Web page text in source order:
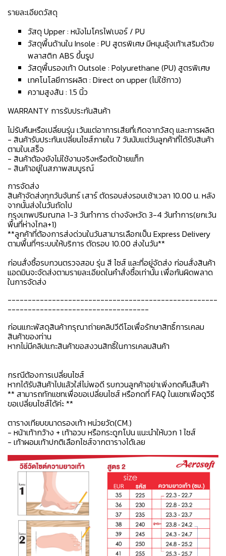
รายละเอียดวัสดุ
วัสดุ Upper : หนังไมโครไฟเบอร์ / PU
วัสดุพื้นด้านใน Insole : PU สูตรพิเศษ มีหนุนอุ้งเท้าเสริมด้วย
พลาสติก ABS ขึ้นรูป
วัสดุพื้นรองเท้า Outsole : Polyurethane (PU) สูตรพิเศษ
เทคโนโลยีการผลิต : Direct on upper (ไม่ใช้กาว)
ความสูงส้น : 1.5 นิ้ว
WARRANTY การรับประกันสินค้า
ไม่รับคืนหรือเปลี่ยนรุ่น เว้นแต่อาการเสียที่เกิดจากวัสดุ และการผลิต
- สินค้ารับประกันเปลี่ยนไซส์ภายใน 7 วันนับแต่วันลูกค้าที่ได้รับสินค้า
ตามใบเสร็จ
- สินค้าต้องยังไม่ใช้งานจริงหรือตัดป้ายแท็ก
- สินค้าอยู่ในสภาพสมบูรณ์
การจัดส่ง
สินค้าจัดส่งทุกวันจันทร์ เสาร์ ตัดรอบส่งรอบเช้าเวลา 10.00 น. หลัง
จากนั้นส่งในวันถัดไป
กรุงเทพปริมณฑล 1-3 วันทำการ ต่างจังหวัด 3-4 วันทำการ(ยกเว้น
พื้นที่ห่างไกล+1)
**ลูกค้าที่ต้องการส่งด่วนในวันสามารเลือกเป็น Express Delivery
ตามพื้นที่ๆระบบให้บริการ ตัดรอบ 10.00 ส่งในวัน**
ก่อนสั่งซื้อรบกวนตรวจสอบ รุ่น สี ไซส์ และที่อยู่จัดส่ง ก่อนสั่งสินค้า
แอดมินจะจัดส่งตามรายละเอียดในคำสั่งซื้อเท่านั้น เพื่อกันผิดพลาด
ในการจัดส่ง
----------------------------------------------------
-----------------------------------
ก่อนแกะพัสดุสินค้ากรุณาถ่ายคลิปวีดีโอเพื่อรักษาสิทธิ์การเคลม
สินค้าของท่าน
หากไม่มีคลิปแกะสินค้าขอสงวนสิทธิ์ในการเคลมสินค้า
กรณีต้องการเปลี่ยนไซส์
หากได้รับสินค้าไปแล้วใส่ไม่พอดี รบกวนลูกค้าอย่าเพิ่งกดคืนสืนค้า
** สามารถทักแชทเพื่อขอเปลี่ยนไซส์ หรือกดที่ FAQ ในแชทเพื่อดูวิธี
ขอเปลี่ยนไซส์ได้ค่ะ **
ตารางเทียบขนาดรองเท้า หน่วยวัด(CM.)
- หน้าเท้ากว้าง + เท้าอวบ หรือกระดูกโปน แนะนำให้บวก 1 ไซส์
- เท้าผอมเท้าปกติเลือกไซส์จากตารางได้เลย